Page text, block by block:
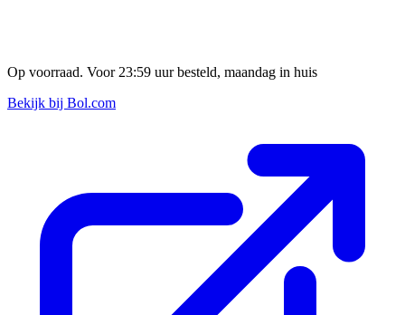
Op voorraad. Voor 23:59 uur besteld, maandag in huis
Bekijk bij Bol.com